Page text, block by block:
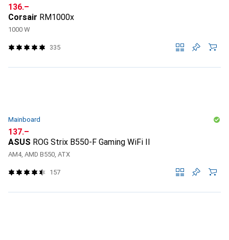
CHF
136.–
Corsair RM1000x
1000 W
335
Mainboard
CHF
137.–
ASUS ROG Strix B550-F Gaming WiFi II
AM4, AMD B550, ATX
157